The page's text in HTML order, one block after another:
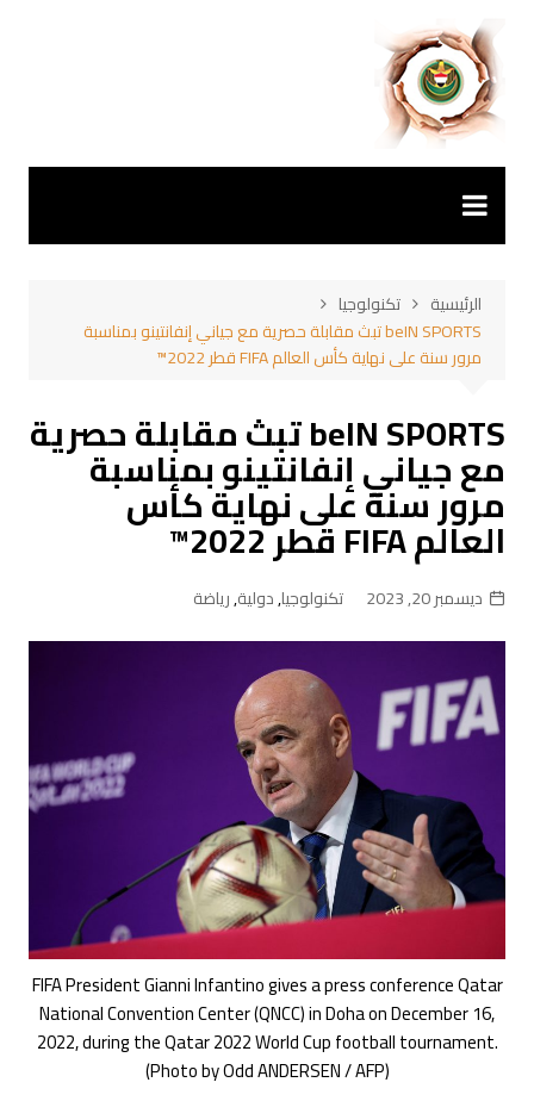
المحتوى
الرئيسية
تكنولوجيا
beIN SPORTS تبث مقابلة حصرية مع جياني إنفانتينو بمناسبة
مرور سنة على نهاية كأس العالم FIFA قطر 2022™
beIN SPORTS تبث مقابلة حصرية
مع جياني إنفانتينو بمناسبة
مرور سنة على نهاية كأس
العالم FIFA قطر 2022™
ديسمبر 20, 2023 تكنولوجيا,دولية,رياضة
FIFA President Gianni Infantino gives a press conference Qatar
National Convention Center (QNCC) in Doha on December 16,
2022, during the Qatar 2022 World Cup football tournament.
(Photo by Odd ANDERSEN / AFP)